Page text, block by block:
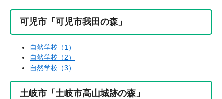
可児市「可児市我田の森」
自然学校（1）
自然学校（2）
自然学校（3）
土岐市「土岐市高山城跡の森」